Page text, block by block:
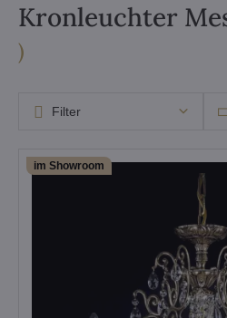
Kronleuchter
Artikel
)
Filter
im Showroom